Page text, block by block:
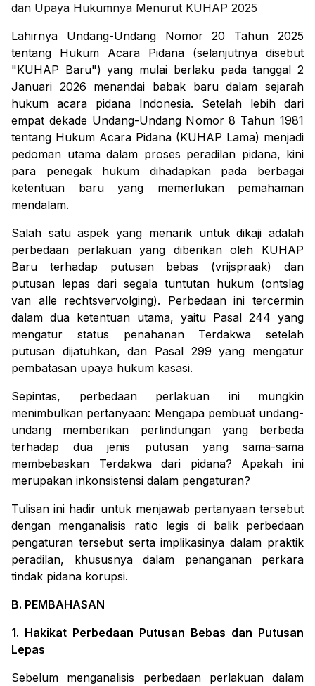
dan Upaya Hukumnya Menurut KUHAP 2025
Lahirnya Undang-Undang Nomor 20 Tahun 2025
tentang Hukum Acara Pidana (selanjutnya disebut
"KUHAP Baru") yang mulai berlaku pada tanggal 2
Januari 2026 menandai babak baru dalam sejarah
hukum acara pidana Indonesia. Setelah lebih dari
empat dekade Undang-Undang Nomor 8 Tahun 1981
tentang Hukum Acara Pidana (KUHAP Lama) menjadi
pedoman utama dalam proses peradilan pidana, kini
para penegak hukum dihadapkan pada berbagai
ketentuan baru yang memerlukan pemahaman
mendalam.
Salah satu aspek yang menarik untuk dikaji adalah
perbedaan perlakuan yang diberikan oleh KUHAP
Baru terhadap putusan bebas (vrijspraak) dan
putusan lepas dari segala tuntutan hukum (ontslag
van alle rechtsvervolging). Perbedaan ini tercermin
dalam dua ketentuan utama, yaitu Pasal 244 yang
mengatur status penahanan Terdakwa setelah
putusan dijatuhkan, dan Pasal 299 yang mengatur
pembatasan upaya hukum kasasi.
Sepintas, perbedaan perlakuan ini mungkin
menimbulkan pertanyaan: Mengapa pembuat undang-
undang memberikan perlindungan yang berbeda
terhadap dua jenis putusan yang sama-sama
membebaskan Terdakwa dari pidana? Apakah ini
merupakan inkonsistensi dalam pengaturan?
Tulisan ini hadir untuk menjawab pertanyaan tersebut
dengan menganalisis ratio legis di balik perbedaan
pengaturan tersebut serta implikasinya dalam praktik
peradilan, khususnya dalam penanganan perkara
tindak pidana korupsi.
B. PEMBAHASAN
1. Hakikat Perbedaan Putusan Bebas dan Putusan
Lepas
Sebelum menganalisis perbedaan perlakuan dalam